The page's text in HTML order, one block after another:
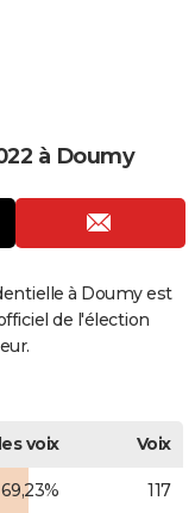
à Doumy
à Doumy est
de l'élection
voix
Voix
69,23% 117